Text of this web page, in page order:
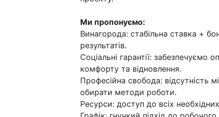
Ми пропонуємо:
Винагорода: стабільна ставка +
результатів.
Соціальні гарантії: забезпечуємо
комфорту та відновлення.
Професійна свобода: відсутність
обирати методи роботи.
Ресурси: доступ до всіх